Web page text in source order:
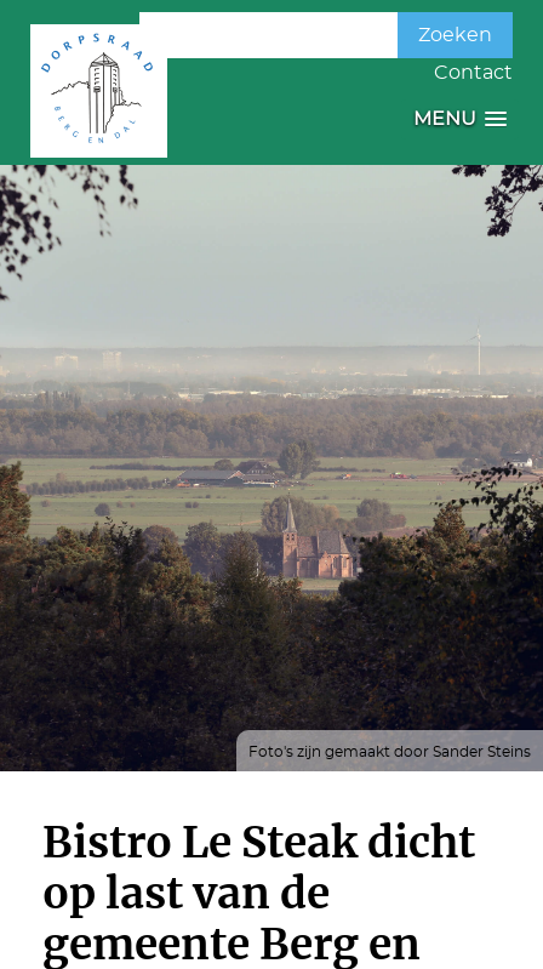
Zoeken
naar:
Contact
MENU
Foto's zijn gemaakt door Sander Steins
Bistro Le Steak dicht
op last van de
gemeente Berg en